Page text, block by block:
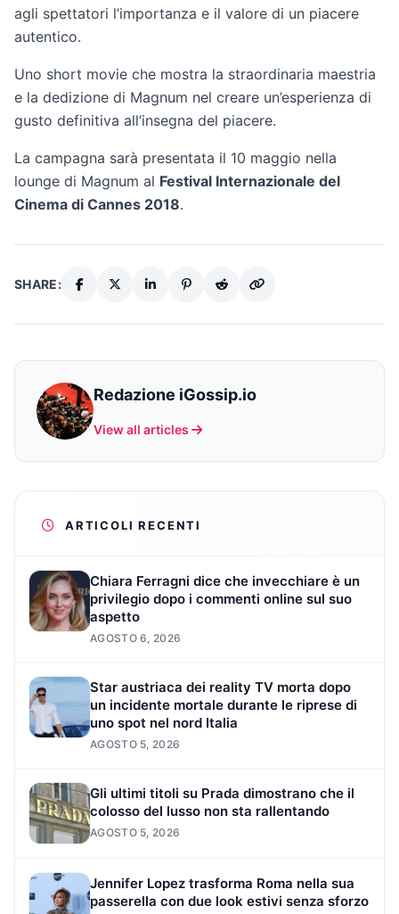
agli spettatori l’importanza e il valore di un piacere
autentico.
Uno short movie che mostra la straordinaria maestria
e la dedizione di Magnum nel creare un’esperienza di
gusto definitiva all’insegna del piacere.
La campagna sarà presentata il 10 maggio nella
lounge di Magnum al Festival Internazionale del
Cinema di Cannes 2018.
SHARE:
Redazione iGossip.io
View all articles
ARTICOLI RECENTI
Chiara Ferragni dice che invecchiare è un
privilegio dopo i commenti online sul suo
aspetto
AGOSTO 6, 2026
Star austriaca dei reality TV morta dopo
un incidente mortale durante le riprese di
uno spot nel nord Italia
AGOSTO 5, 2026
Gli ultimi titoli su Prada dimostrano che il
colosso del lusso non sta rallentando
AGOSTO 5, 2026
Jennifer Lopez trasforma Roma nella sua
passerella con due look estivi senza sforzo